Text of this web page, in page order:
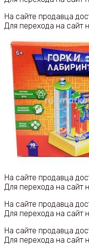
На сайте продавца
Для перехода на сайт
На сайте продавца
Для перехода на сайт
На сайте продавца
Для перехода на сайт
На сайте продавца
Для перехода на сайт